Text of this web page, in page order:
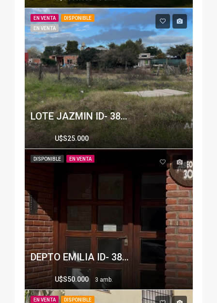
EN VENTA
DISPONIBLE
EN VENTA
LOTE JAZMIN ID- 38822
U$S25.000
DISPONIBLE EN VENTA
DEPTO EMILIA ID- 38803
U$S50.000 3 amb.
EN VENTA
DISPONIBLE